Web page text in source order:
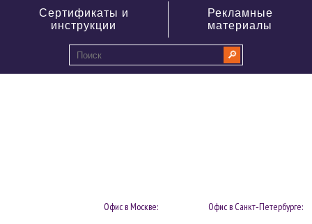
Сертификаты и
инструкции
Рекламные
материалы
🔎
Офис в Москве: Офис в Санкт‑Петербурге: